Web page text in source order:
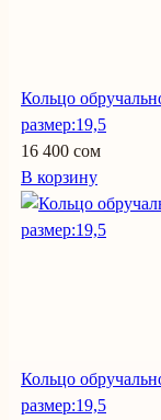
Кольцо
размер:19,5
16 400 сом
В корзину
Кольцо
размер:19,5